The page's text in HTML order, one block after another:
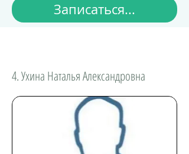
Записаться...
4. Ухина Наталья Александровна